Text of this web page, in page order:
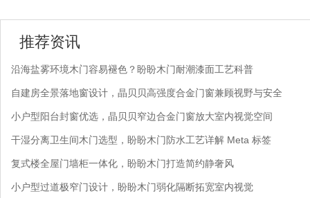
推荐资讯
沿海盐雾环境木门容易褪色？盼盼木门耐潮漆面工艺科普
自建房全景落地窗设计，晶贝贝高强度合金门窗兼顾视野与安全
小户型阳台封窗优选，晶贝贝窄边合金门窗放大室内视觉空间
干湿分离卫生间木门选型，盼盼木门防水工艺详解 Meta 标签
复式楼全屋门墙柜一体化，盼盼木门打造简约静奢风
小户型过道极窄门设计，盼盼木门弱化隔断拓宽室内视觉